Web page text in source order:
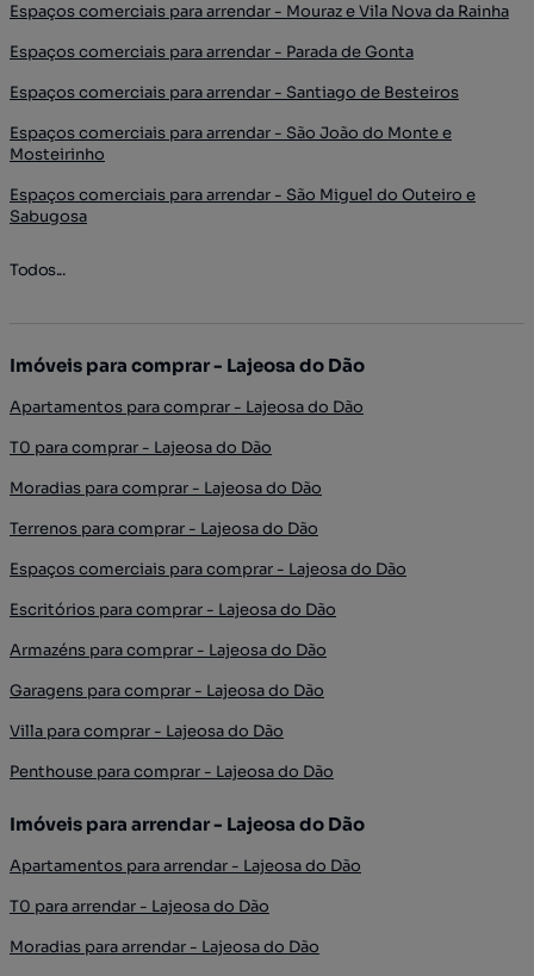
Espaços comerciais para arrendar - Mouraz e Vila Nova da Rainha
Espaços comerciais para arrendar - Parada de Gonta
Espaços comerciais para arrendar - Santiago de Besteiros
Espaços comerciais para arrendar - São João do Monte e
Mosteirinho
Espaços comerciais para arrendar - São Miguel do Outeiro e
Sabugosa
Todos...
Imóveis para comprar - Lajeosa do Dão
Apartamentos para comprar - Lajeosa do Dão
T0 para comprar - Lajeosa do Dão
Moradias para comprar - Lajeosa do Dão
Terrenos para comprar - Lajeosa do Dão
Espaços comerciais para comprar - Lajeosa do Dão
Escritórios para comprar - Lajeosa do Dão
Armazéns para comprar - Lajeosa do Dão
Garagens para comprar - Lajeosa do Dão
Villa para comprar - Lajeosa do Dão
Penthouse para comprar - Lajeosa do Dão
Imóveis para arrendar - Lajeosa do Dão
Apartamentos para arrendar - Lajeosa do Dão
T0 para arrendar - Lajeosa do Dão
Moradias para arrendar - Lajeosa do Dão